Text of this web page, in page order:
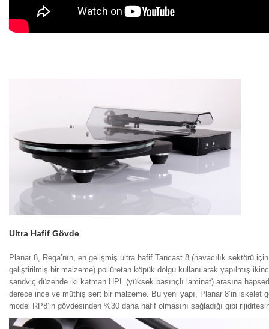
Ultra Hafif Gövde
Planar 8, Rega’nın, en gelişmiş ultra hafif Tancast 8 (havacılık sektörü
geliştirilmiş bir malzeme) poliüretan köpük dolgu kullanılarak yapılmış
sandviç düzende iki katman HPL (yüksek basınçlı laminat) arasına
derece ince ve müthiş sert bir malzeme. Bu yeni yapı, Planar 8’in iskelet
model RP8’in gövdesinden %30 daha hafif olmasını sağladığı gibi